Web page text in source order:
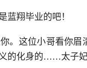
翔毕业的吧！
。这位小哥看你
的化身的……太子妃